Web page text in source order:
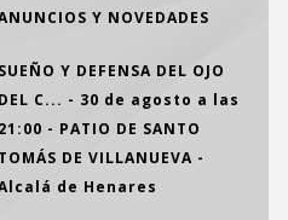
Y NOVEDADES
SUEÑO Y DEFENSA DEL OJO
DEL C... - 30 de agosto a las
21:00 - PATIO DE SANTO
TOMÁS DE VILLANUEVA -
de Henares